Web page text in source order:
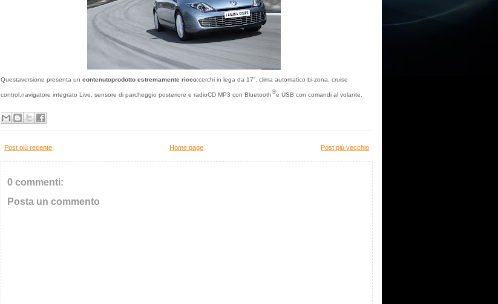
Questaversione presenta un contenutoprodotto estremamente ricco:cerchi in lega da 17”, clima automatico bi-zona, cruise
control,navigatore integrato Live, sensore di parcheggio posteriore e radioCD MP3 con Bluetooth®e USB con comandi al volante.
Post più recente Post più vecchio
Home page
0 commenti:
Posta un commento